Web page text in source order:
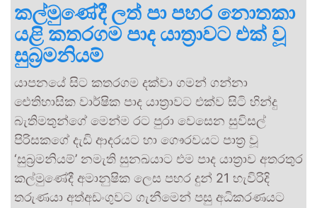
කල්මුණේදී ලත් පා පහර නොතකා
යළි කතරගම පාද යාත්‍රාවට එක් වූ
සුබ්‍රමනියම්
යාපනයේ සිට කතරගම දක්වා ගමන් ගන්නා
ඓතිහාසික වාර්ෂික පාද යාත්‍රාවට එක්ව සිටි හින්දු
බැතිමතුන්ගේ මෙන්ම රට පුරා වෙසෙන සුවිසල්
පිරිසකගේ දැඩි ආදරයට හා ගෞරවයට පාත්‍ර වූ
‘සුබ්‍රමනියම්’ නමැති සුනඛයාට එම පාද යාත්‍රාව අතරතුර
කල්මුණේදී අමානුෂික ලෙස පහර දුන් 21 හැවිරිදි
තරුණයා අත්අඩංගුවට ගැනීමෙන් පසු අධිකරණයට